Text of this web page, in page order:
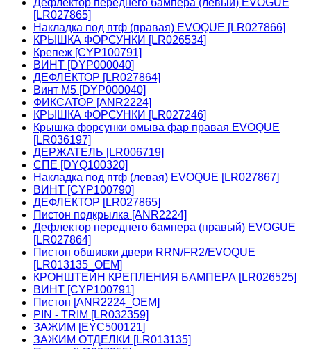
[LR027865]
Накладка под птф (правая) EVOQUE [LR027866]
КРЫШКА ФОРСУНКИ [LR026534]
Крепеж [CYP100791]
ВИНТ [DYP000040]
ДЕФЛЕКТОР [LR027864]
Винт М5 [DYP000040]
ФИКСАТОР [ANR2224]
КРЫШКА ФОРСУНКИ [LR027246]
Крышка форсунки омыва фар правая EVOQUE
[LR036197]
ДЕРЖАТЕЛЬ [LR006719]
СПЕ [DYQ100320]
Накладка под птф (левая) EVOQUE [LR027867]
ВИНТ [CYP100790]
ДЕФЛЕКТОР [LR027865]
Пистон подкрылка [ANR2224]
Дефлектор переднего бампера (правый) EVOGUE
[LR027864]
Пистон обшивки двери RRN/FR2/EVOQUE
[LR013135_OEM]
КРОНШТЕЙН КРЕПЛЕНИЯ БАМПЕРА [LR026525]
ВИНТ [CYP100791]
Пистон [ANR2224_OEM]
PIN - TRIM [LR032359]
ЗАЖИМ [EYC500121]
ЗАЖИМ ОТДЕЛКИ [LR013135]